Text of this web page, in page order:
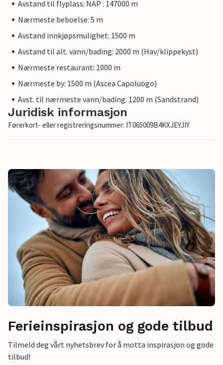
Avstand til flyplass: NAP : 147000 m
Nærmeste beboelse: 5 m
Avstand innkjøpsmulighet: 1500 m
Avstand til alt. vann/bading: 2000 m (Hav/klippekyst)
Nærmeste restaurant: 1000 m
Nærmeste by: 1500 m (Ascea Capoluogo)
Avst. til nærmeste vann/bading: 1200 m (Sandstrand)
Juridisk informasjon
Førerkort- eller registreringsnummer: IT065009B4KXJEYJIY
Ferieinspirasjon og gode tilbud
Tilmeld deg vårt nyhetsbrev for å motta inspirasjon og gode
tilbud!